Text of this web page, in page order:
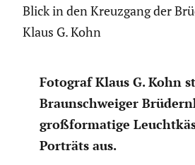
Blick in den Kreuzgang der
Klaus G. Kohn
Fotograf Klaus G. Kohn
Braun­schweiger
großfor­ma­tige
Porträts aus.